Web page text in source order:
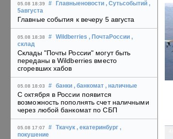
05.08 18:39 # Главныеновости , Сутьсобытий ,
5августа
Главные события к вечеру 5 августа
05.08 18:38 # Wildberries , ПочтаРоссии ,
склад
Склады "Почты России" могут быть
переданы в Wildberries вместо
сгоревших хабов
05.08 18:03 # банки , банкомат , наличные
С октября в России появится
возможность пополнять счет наличными
через любой банкомат по СБП
05.08 17:07 # Ткачук , екатеринбург ,
покушение